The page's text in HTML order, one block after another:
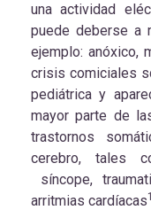
una actividad
puede deberse a
ejemplo: anóxico,
crisis comiciales
pediátrica y
mayor parte de
trastornos
cerebro, tales
síncope,
arritmias cardíacas